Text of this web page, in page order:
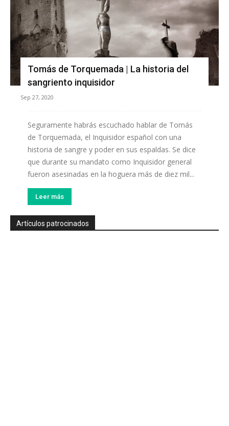
Tomás de Torquemada | La historia del
sangriento inquisidor
Sep 27, 2020
Seguramente habrás escuchado hablar de Tomás
de Torquemada, el Inquisidor español con una
historia de sangre y poder en sus espaldas. Se dice
que durante su mandato como Inquisidor general
fueron asesinadas en la hoguera más de diez mil...
Leer más
Artículos patrocinados